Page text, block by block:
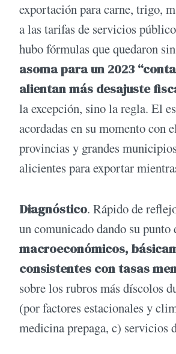
exportación para carne, trigo,
a las tarifas de servicios
hubo fórmulas que quedaron
asoma para un 2023
alientan más desajuste
la excepción, sino la regla. El
acordadas en su momento con
provincias y grandes
alicientes para exportar
Diagnóstico. Rápido de
un comunicado dando su
macroeconómicos,
consistentes con tasas
sobre los rubros más díscolos
(por factores estacionales y
medicina prepaga, c) servicios